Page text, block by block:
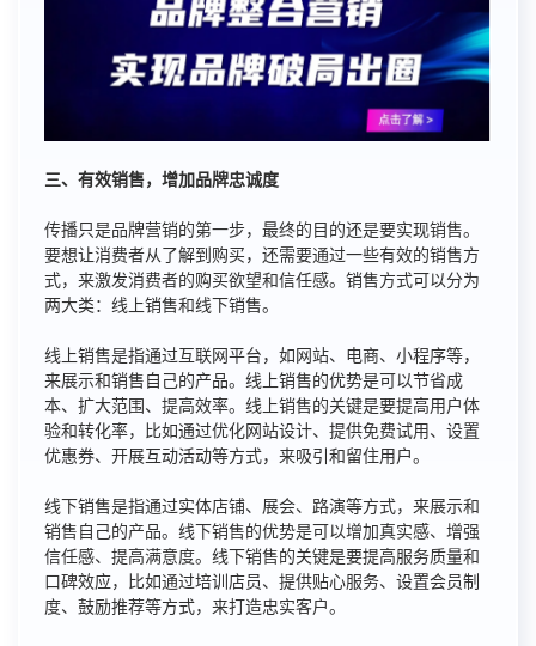
三、有效销售，增加品牌忠诚度
传播只是品牌营销的第一步，最终的目的还是要实现销售。
要想让消费者从了解到购买，还需要通过一些有效的销售方
式，来激发消费者的购买欲望和信任感。销售方式可以分为
两大类：线上销售和线下销售。
线上销售是指通过互联网平台，如网站、电商、小程序等，
来展示和销售自己的产品。线上销售的优势是可以节省成
本、扩大范围、提高效率。线上销售的关键是要提高用户体
验和转化率，比如通过优化网站设计、提供免费试用、设置
优惠券、开展互动活动等方式，来吸引和留住用户。
线下销售是指通过实体店铺、展会、路演等方式，来展示和
销售自己的产品。线下销售的优势是可以增加真实感、增强
信任感、提高满意度。线下销售的关键是要提高服务质量和
口碑效应，比如通过培训店员、提供贴心服务、设置会员制
度、鼓励推荐等方式，来打造忠实客户。